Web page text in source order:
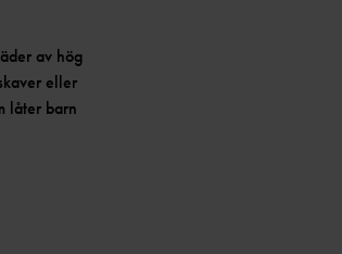
av hög
eller
låter barn